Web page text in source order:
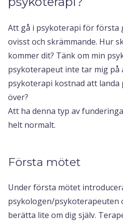
Att gå i psykoterapi för första
ovisst och skrämmande. Hur
kommer dit? Tänk om min
psykoterapeut inte tar mig på
psykoterapi kostnad att
över?
Att ha denna typ av
helt normalt.
Första mötet
Under första mötet
psykologen/psykoterapeuten
berätta lite om dig själv.